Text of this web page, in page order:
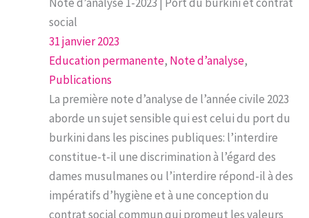
social
31 janvier 2023
Education permanente, Note d’analyse
Publications
La première note d’analyse de l’année civile 2023
aborde un sujet sensible qui est celui du port du
burkini dans les piscines publiques: l’interdire
constitue-t-il une discrimination à l’égard des
dames musulmanes ou l’interdire répond-il à des
impératifs d’hygiène et à une conception du
contrat social commun qui promeut les valeurs